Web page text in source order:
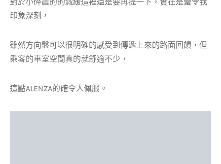
印象深刻，
雖然方向盤可以很明確的感受到傳遞上來的路面回饋，但
乘客的車室空間真的就舒適不少，
這點ALENZA的確令人佩服。